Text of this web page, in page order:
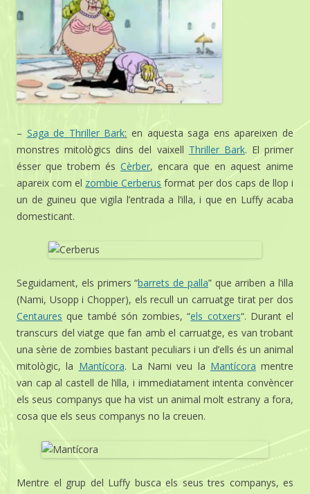
– Saga de Thriller Bark: en aquesta saga ens apareixen de
monstres mitològics dins del vaixell Thriller Bark. El primer
ésser que trobem és Cèrber, encara que en aquest anime
apareix com el zombie Cerberus format per dos caps de llop i
un de guineu que vigila l’entrada a l’illa, i que en Luffy acaba
domesticant.
Seguidament, els primers “barrets de palla” que arriben a l’illa
(Nami, Usopp i Chopper), els recull un carruatge tirat per dos
Centaures que també són zombies, “els cotxers“. Durant el
transcurs del viatge que fan amb el carruatge, es van trobant
una sèrie de zombies bastant peculiars i un d’ells és un animal
mitològic, la Mantícora. La Nami veu la Mantícora mentre
van cap al castell de l’illa, i immediatament intenta convèncer
els seus companys que ha vist un animal molt estrany a fora,
cosa que els seus companys no la creuen.
Mentre el grup del Luffy busca els seus tres companys, es